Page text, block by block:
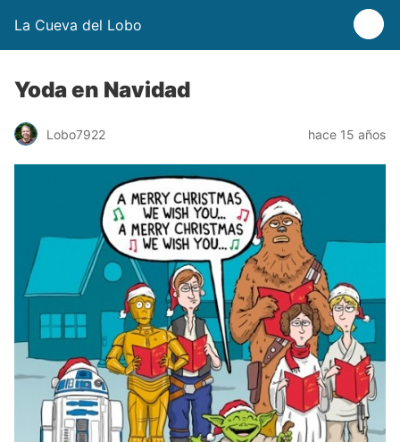
La Cueva del Lobo
Yoda en Navidad
Lobo7922 hace 15 años